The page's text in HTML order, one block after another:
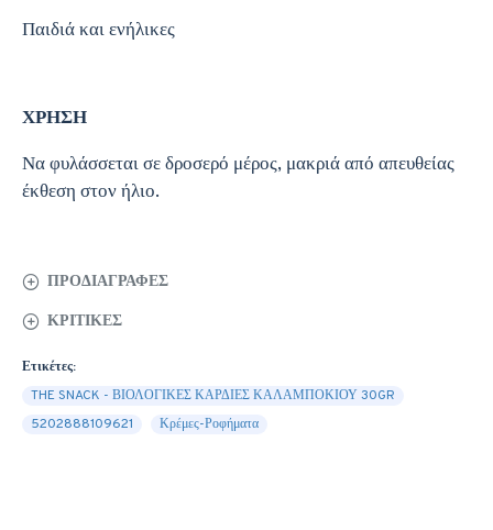
Παιδιά και ενήλικες
ΧΡΗΣΗ
Να φυλάσσεται σε δροσερό μέρος, μακριά από απευθείας
έκθεση στον ήλιο.
ΠΡΟΔΙΑΓΡΑΦΈΣ
ΚΡΙΤΙΚΈΣ
Ετικέτες:
THE SNACK - ΒΙΟΛΟΓΙΚΕΣ ΚΑΡΔΙΕΣ ΚΑΛΑΜΠΟΚΙΟΥ 30GR
5202888109621
Κρέμες-Ροφήματα